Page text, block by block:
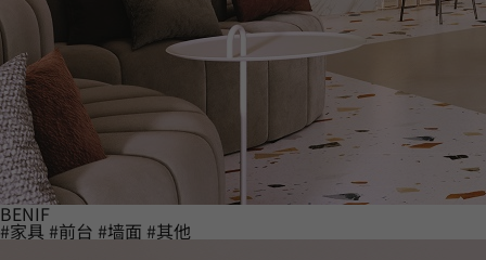
BENIF
#家具 #前台 #墙面 #其他